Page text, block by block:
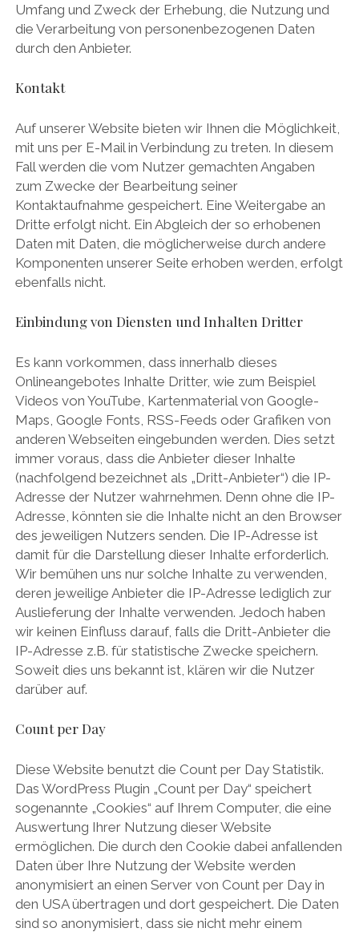
Umfang und Zweck der Erhebung, die Nutzung und
die Verarbeitung von personenbezogenen Daten
durch den Anbieter.
Kontakt
Auf unserer Website bieten wir Ihnen die Möglichkeit,
mit uns per E-Mail in Verbindung zu treten. In diesem
Fall werden die vom Nutzer gemachten Angaben
zum Zwecke der Bearbeitung seiner
Kontaktaufnahme gespeichert. Eine Weitergabe an
Dritte erfolgt nicht. Ein Abgleich der so erhobenen
Daten mit Daten, die möglicherweise durch andere
Komponenten unserer Seite erhoben werden, erfolgt
ebenfalls nicht.
Einbindung von Diensten und Inhalten Dritter
Es kann vorkommen, dass innerhalb dieses
Onlineangebotes Inhalte Dritter, wie zum Beispiel
Videos von YouTube, Kartenmaterial von Google-
Maps, Google Fonts, RSS-Feeds oder Grafiken von
anderen Webseiten eingebunden werden. Dies setzt
immer voraus, dass die Anbieter dieser Inhalte
(nachfolgend bezeichnet als „Dritt-Anbieter“) die IP-
Adresse der Nutzer wahrnehmen. Denn ohne die IP-
Adresse, könnten sie die Inhalte nicht an den Browser
des jeweiligen Nutzers senden. Die IP-Adresse ist
damit für die Darstellung dieser Inhalte erforderlich.
Wir bemühen uns nur solche Inhalte zu verwenden,
deren jeweilige Anbieter die IP-Adresse lediglich zur
Auslieferung der Inhalte verwenden. Jedoch haben
wir keinen Einfluss darauf, falls die Dritt-Anbieter die
IP-Adresse z.B. für statistische Zwecke speichern.
Soweit dies uns bekannt ist, klären wir die Nutzer
darüber auf.
Count per Day
Diese Website benutzt die Count per Day Statistik.
Das WordPress Plugin „Count per Day“ speichert
sogenannte „Cookies“ auf Ihrem Computer, die eine
Auswertung Ihrer Nutzung dieser Website
ermöglichen. Die durch den Cookie dabei anfallenden
Daten über Ihre Nutzung der Website werden
anonymisiert an einen Server von Count per Day in
den USA übertragen und dort gespeichert. Die Daten
sind so anonymisiert, dass sie nicht mehr einem